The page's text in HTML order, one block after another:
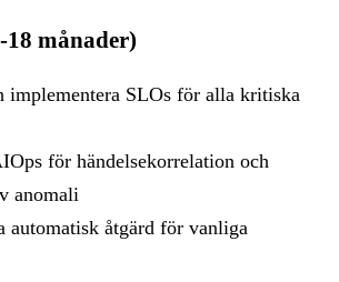
månader)
implementera SLOs för alla kritiska
för händelsekorrelation och
anomali
automatisk åtgärd för vanliga